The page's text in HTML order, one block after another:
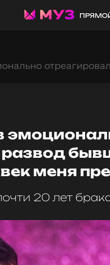
развод
меня
20 лет